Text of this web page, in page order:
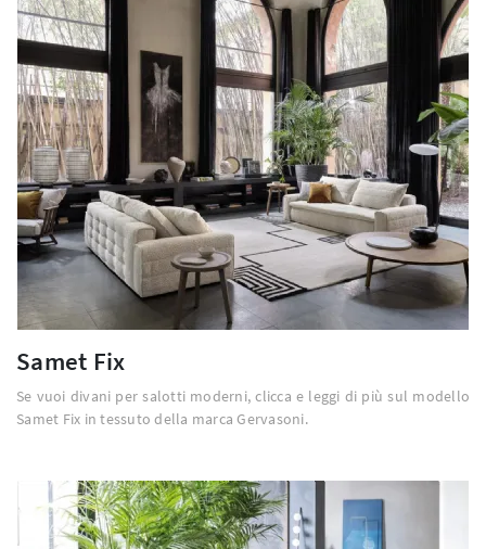
Samet Fix
Se vuoi divani per salotti moderni, clicca e leggi di più sul modello
Samet Fix in tessuto della marca Gervasoni.